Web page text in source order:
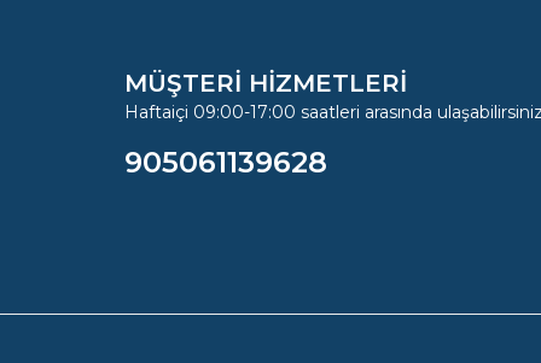
MÜŞTERİ HİZMETLERİ
Haftaiçi 09:00-17:00 saatleri arasında
905061139628